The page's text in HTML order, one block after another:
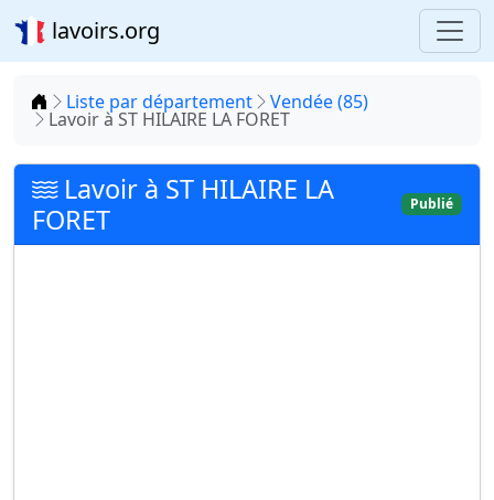
lavoirs.org
Accueil
Liste par département Vendée (85)
Lavoir à ST HILAIRE LA FORET
Lavoir à ST HILAIRE LA
FORET
Publié